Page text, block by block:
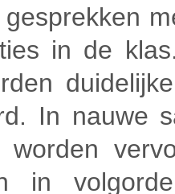
in de
In nauwe
worden
in